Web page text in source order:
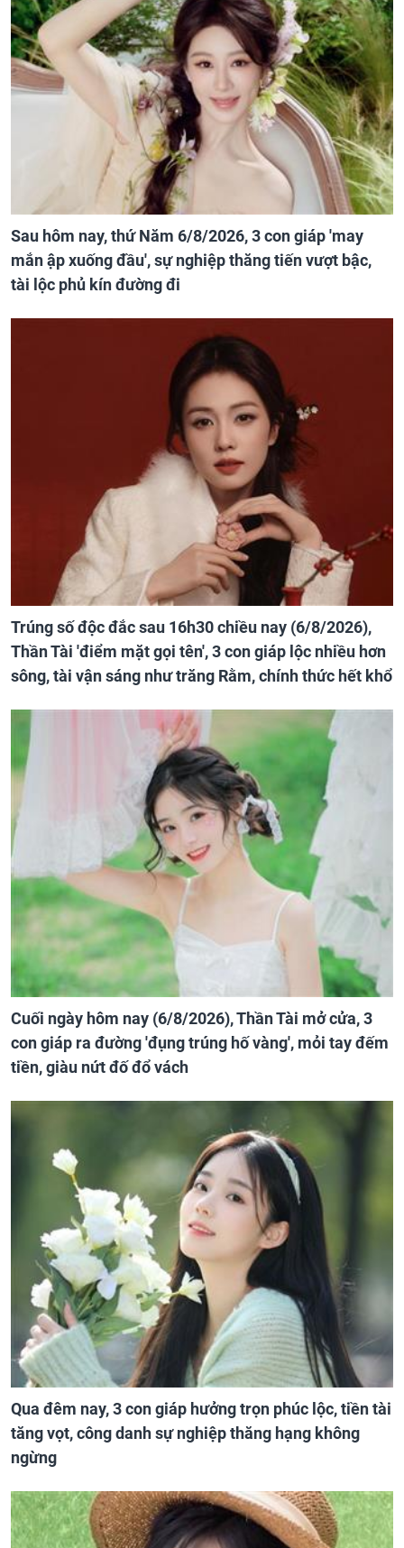
Sau hôm nay, thứ Năm 6/8/2026, 3 con giáp 'may
mắn ập xuống đầu', sự nghiệp thăng tiến vượt bậc,
tài lộc phủ kín đường đi
Trúng số độc đắc sau 16h30 chiều nay (6/8/2026),
Thần Tài 'điểm mặt gọi tên', 3 con giáp lộc nhiều hơn
sông, tài vận sáng như trăng Rằm, chính thức hết khổ
Cuối ngày hôm nay (6/8/2026), Thần Tài mở cửa, 3
con giáp ra đường 'đụng trúng hố vàng', mỏi tay đếm
tiền, giàu nứt đố đổ vách
Qua đêm nay, 3 con giáp hưởng trọn phúc lộc, tiền tài
tăng vọt, công danh sự nghiệp thăng hạng không
ngừng